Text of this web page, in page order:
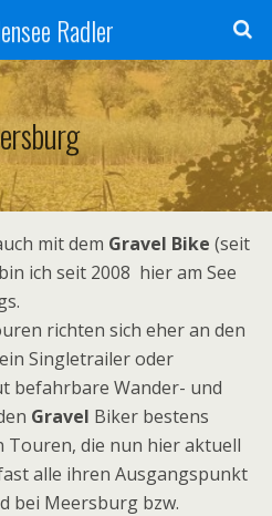
Radler
mit dem Gravel Bike (seit
ich seit 2008 hier am See
richten sich eher an den
Singletrailer oder
befahrbare Wander- und
Gravel Biker bestens
Touren, die nun hier aktuell
alle ihren Ausgangspunkt
bei Meersburg bzw.